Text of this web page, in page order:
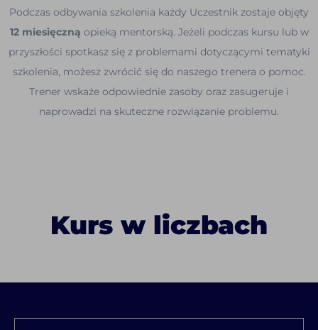
Podczas odbywania szkolenia każdy Uczestnik zostaje objęty
12 miesięczną opieką mentorską. Jeżeli podczas kursu lub w
przyszłości spotkasz się z problemami dotyczącymi tematyki
szkolenia, możesz zwrócić się do naszego trenera o pomoc.
Trener wskaże odpowiednie zasoby oraz zasugeruje i
naprowadzi na skuteczne rozwiązanie problemu.
Kurs w liczbach